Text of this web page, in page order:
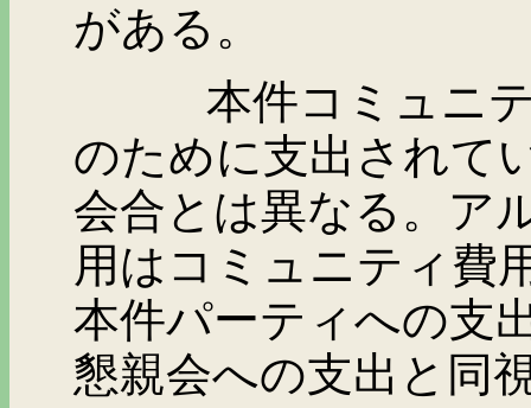
がある。
本件コミュニティ
のために支出されて
会合とは異なる。ア
用はコミュニティ
本件パーティへの支
懇親会への支出と同